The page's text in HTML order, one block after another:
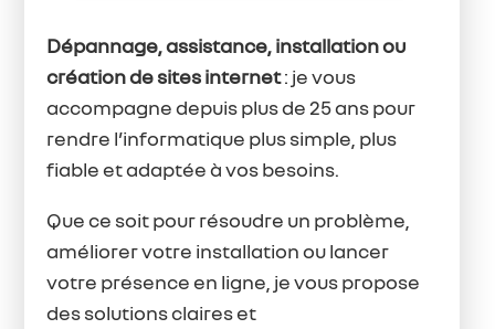
Dépannage, assistance, installation ou
création de sites internet: je vous
accompagne depuis plus de 25 ans pour
rendre l’informatique plus simple, plus
fiable et adaptée à vos besoins.
Que ce soit pour résoudre un problème,
améliorer votre installation ou lancer
votre présence en ligne, je vous propose
des solutions claires et